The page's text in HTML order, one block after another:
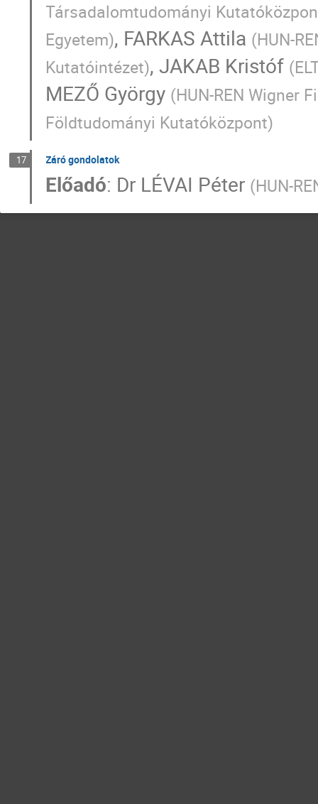
Társadalomtudományi
Egyetem), FARKAS Attila (HUN-
Kutatóintézet),JAKAB Kristóf (
MEZŐ György (HUN-REN Wigner
Földtudományi Kutatóközpont)
17 Záró gondolatok
Előadó: Dr LÉVAI Péter (HUN-